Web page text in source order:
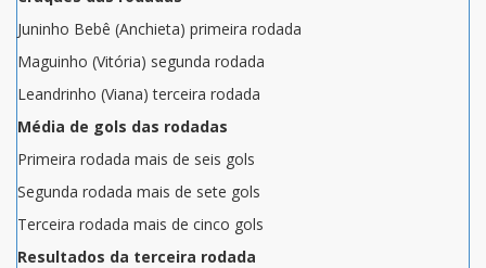
Juninho Bebê (Anchieta) primeira rodada
Maguinho (Vitória) segunda rodada
Leandrinho (Viana) terceira rodada
Média de gols das rodadas
Primeira rodada mais de seis gols
Segunda rodada mais de sete gols
Terceira rodada mais de cinco gols
Resultados da terceira rodada